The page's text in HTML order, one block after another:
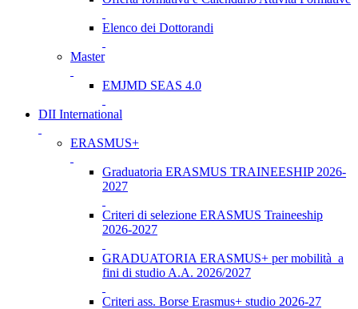
Elenco dei Dottorandi
Master
EMJMD SEAS 4.0
DII International
ERASMUS+
Graduatoria ERASMUS TRAINEESHIP 2026-
2027
Criteri di selezione ERASMUS Traineeship
2026-2027
GRADUATORIA ERASMUS+ per mobilità a
fini di studio A.A. 2026/2027
Criteri ass. Borse Erasmus+ studio 2026-27